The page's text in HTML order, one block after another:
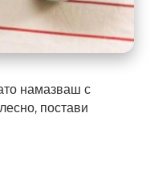
намазваш с
постави